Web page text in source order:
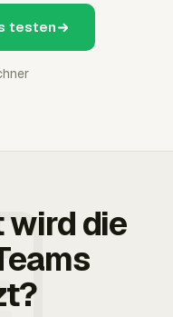
testen
die